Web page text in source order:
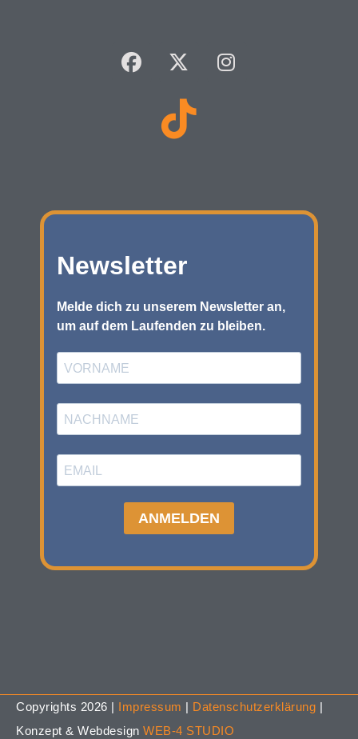
Copyrights 2026 | Impressum | Datenschutzerklärung |
Konzept & Webdesign WEB-4 STUDIO